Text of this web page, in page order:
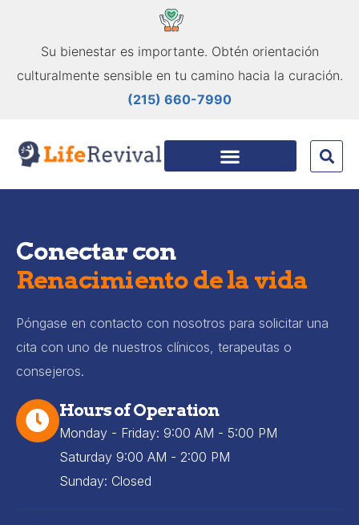
Su bienestar es importante. Obtén orientación
culturalmente sensible en tu camino hacia la curación.
(215) 660-7990
Conectar con
Renacimiento de la vida
Póngase en contacto con nosotros para solicitar una
cita con uno de nuestros clínicos, terapeutas o
consejeros.
Hours of Operation
Monday - Friday: 9:00 AM - 5:00 PM
Saturday 9:00 AM - 2:00 PM
Sunday: Closed